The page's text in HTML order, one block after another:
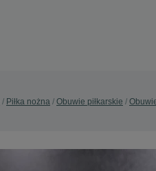
Piłka nożna Obuwie piłkarskie